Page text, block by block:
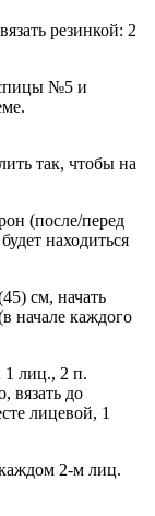
резинкой: 2
спицы №5 и
так, чтобы на
(после/перед
находиться
см, начать
начале каждого
лиц., 2 п.
вязать до
лицевой, 1
2-м лиц.